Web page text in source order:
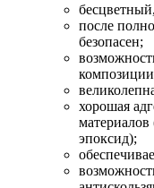
после
безопасен;
хорошая
материалов
эпоксид);